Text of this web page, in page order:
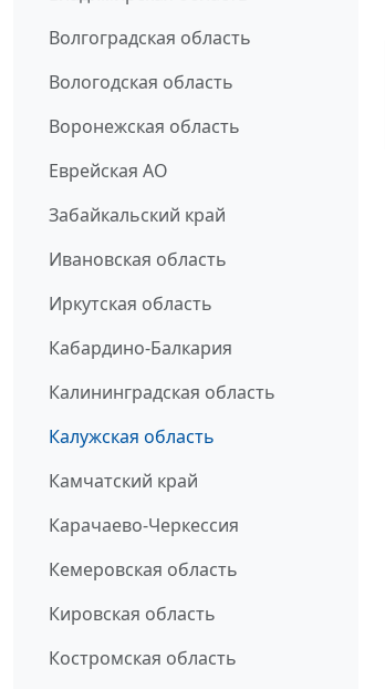
Волгоградская область
Вологодская область
Воронежская область
Еврейская АО
Забайкальский край
Ивановская область
Иркутская область
Кабардино-Балкария
Калининградская область
Калужская область
Камчатский край
Карачаево-Черкессия
Кемеровская область
Кировская область
Костромская область